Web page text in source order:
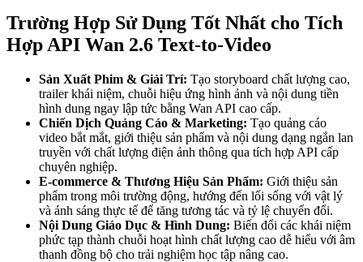
Trường Hợp Sử Dụng Tốt Nhất cho Tích
Hợp API Wan 2.6 Text-to-Video
Sản Xuất Phim & Giải Trí: Tạo storyboard chất lượng cao,
trailer khái niệm, chuỗi hiệu ứng hình ảnh và nội dung tiền
hình dung ngay lập tức bằng Wan API cao cấp.
Chiến Dịch Quảng Cáo & Marketing: Tạo quảng cáo
video bắt mắt, giới thiệu sản phẩm và nội dung dạng ngắn lan
truyền với chất lượng điện ảnh thông qua tích hợp API cấp
chuyên nghiệp.
E-commerce & Thương Hiệu Sản Phẩm: Giới thiệu sản
phẩm trong môi trường động, hướng đến lối sống với vật lý
và ánh sáng thực tế để tăng tương tác và tỷ lệ chuyển đổi.
Nội Dung Giáo Dục & Hình Dung: Biến đổi các khái niệm
phức tạp thành chuỗi hoạt hình chất lượng cao dễ hiểu với âm
thanh đồng bộ cho trải nghiệm học tập nâng cao.